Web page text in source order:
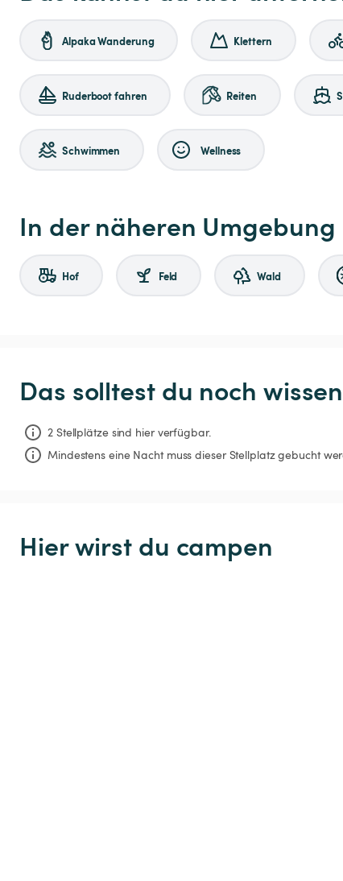
Alpaka Wanderung Klettern
Ruderboot fahren Reiten
Schwimmen Wellness
In der näheren Umgebung
Hof Feld Wald
Das solltest du noch wissen
2 Stellplätze sind hier verfügbar.
Mindestens eine Nacht muss dieser Stellplatz gebucht
Hier wirst du campen